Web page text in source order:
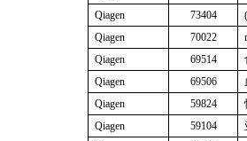
Qiagen
73404
(
Qiagen
70022
Qiagen
69514
Qiagen
69506
Qiagen
59824
Qiagen
59104